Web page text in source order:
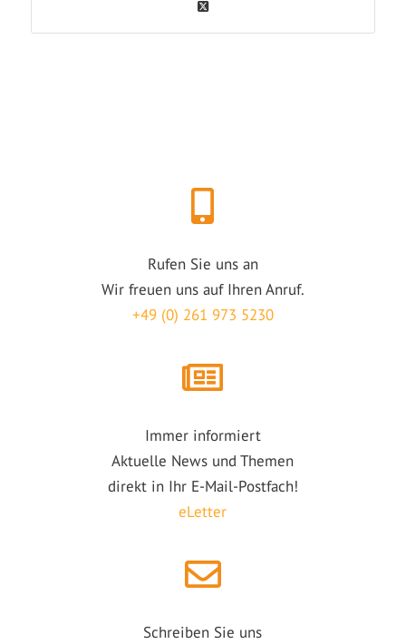
Rufen Sie uns an
Wir freuen uns auf Ihren Anruf.
+49 (0) 261 973 5230
Immer informiert
Aktuelle News und Themen
direkt in Ihr E-Mail-Postfach!
eLetter
Schreiben Sie uns